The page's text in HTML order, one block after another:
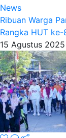
News
Ribuan Warga
Rangka HUT ke-
15 Agustus